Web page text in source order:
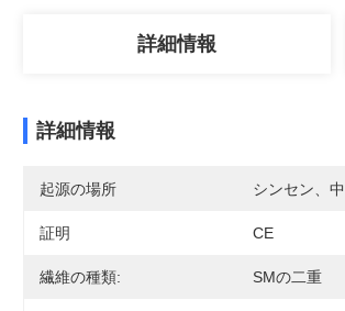
詳細情報
詳細情報
起源の場所 シンセン、中
証明 CE
繊維の種類: SMの二重